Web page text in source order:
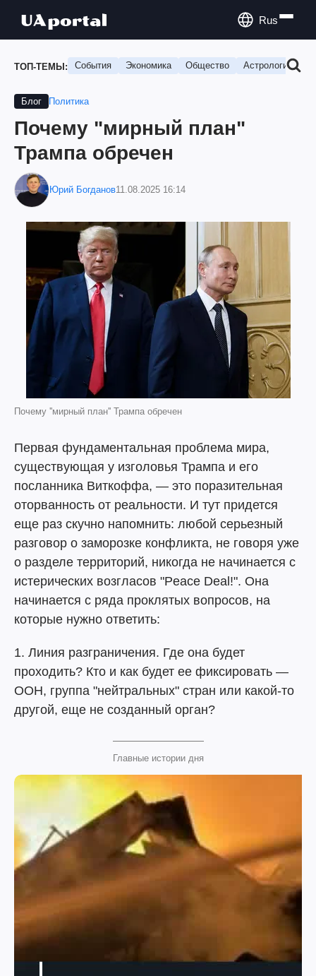
Rus
ТОП-ТЕМЫ: События Экономика Общество Астрология
Блог Политика
Почему "мирный план"
Трампа обречен
Юрий Богданов11.08.2025 16:14
Почему ''мирный план'' Трампа обречен
Первая фундаментальная проблема мира,
существующая у изголовья Трампа и его
посланника Виткоффа, — это поразительная
оторванность от реальности. И тут придется
еще раз скучно напомнить: любой серьезный
разговор о заморозке конфликта, не говоря уже
о разделе территорий, никогда не начинается с
истерических возгласов "Peace Deal!". Она
начинается с ряда проклятых вопросов, на
которые нужно ответить:
1. Линия разграничения. Где она будет
проходить? Кто и как будет ее фиксировать —
ООН, группа "нейтральных" стран или какой-то
другой, еще не созданный орган?
Главные истории дня